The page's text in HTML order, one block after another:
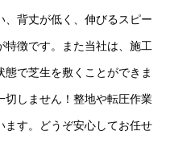
、背丈が低く、伸びるスピー
特徴です。また当社は、施工
で芝生を敷くことができま
切しません！整地や転圧作業
ます。どうぞ安心してお任せ